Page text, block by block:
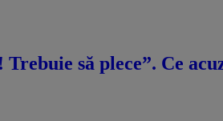
să plece”. Ce